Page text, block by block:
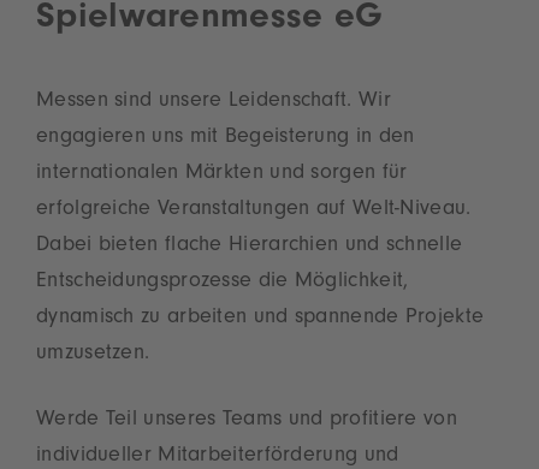
Spielwarenmesse eG
Messen sind unsere Leidenschaft. Wir
engagieren uns mit Begeisterung in den
internationalen Märkten und sorgen für
erfolgreiche Veranstaltungen auf Welt-Niveau.
Dabei bieten flache Hierarchien und schnelle
Entscheidungsprozesse die Möglichkeit,
dynamisch zu arbeiten und spannende Projekte
umzusetzen.
Werde Teil unseres Teams und profitiere von
individueller Mitarbeiterförderung und